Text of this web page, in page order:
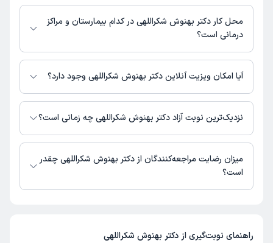
شماره تماس مطب دکتر بهنوش شکراللهی در حال حاضر در این صفحه ثبت
نشده است.
محل کار دکتر بهنوش شکراللهی در کدام بیمارستان و مراکز
درمانی است؟
اطلاعاتی درباره محل فعالیت دکتر بهنوش شکراللهی در مراکز درمانی در دسترس
نیست.
آیا امکان ویزیت آنلاین دکتر بهنوش شکراللهی وجود دارد؟
در حال حاضر اطلاعاتی درباره ارائه ویزیت آنلاین توسط دکتر بهنوش شکراللهی در
دسترس نیست. برای دریافت اطلاعات دقیق‌تر، لطفاً با مطب تماس بگیرید.
نزدیک‌ترین نوبت آزاد دکتر بهنوش شکراللهی چه زمانی است؟
زمان نوبت‌دهی و پذیرش بیماران با هماهنگی مطب مشخص می‌شود.
میزان رضایت مراجعه‌کنندگان از دکتر بهنوش شکراللهی چقدر
است؟
راهنمای نوبت‌گیری از دکتر بهنوش شکراللهی